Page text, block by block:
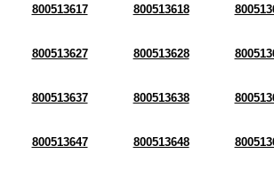
800513617 800513618
800513627 800513628
800513637 800513638
800513647 800513648